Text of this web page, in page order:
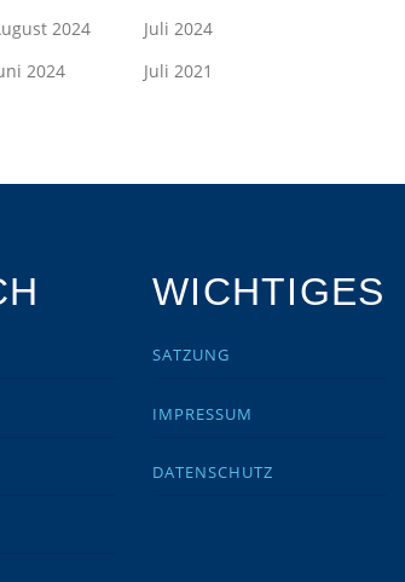
2024
Juli 2024
2024
Juli 2021
WICHTIGES
SATZUNG
IMPRESSUM
DATENSCHUTZ